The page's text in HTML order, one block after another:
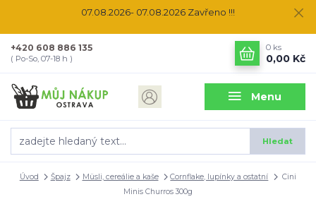
07.08.2026- 07.08.2026 Zavřeno !!!
Menu
Hledat
+420 608 886 135
( Po-So, 07-18 h )
0 ks
0,00 Kč
Úvod Špajz Müsli, cereálie a kaše Cornflake, lupínky a ostatní
Cini
Minis Churros 300g